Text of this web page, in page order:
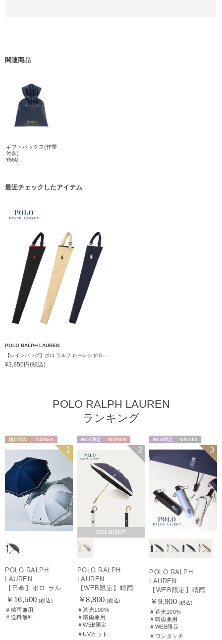
関連商品
ギフトボックス(作業
付き)
¥660
最近チェックしたアイテム
POLO RALPH LAUREN
¥3,850円(税込)
POLO RALPH LAUREN
ランキング
1
POLO RALPH
LAUREN
【日傘】ポロ ラルフ ローレン(POLO RALPH LAUREN)エンブフリル 長傘 【公式ムーンバット】 遮光 遮熱 UV 晴雨兼用
￥16,500 (税込)
＃晴雨兼用
＃送料無料
2
SOLDOUT
POLO RALPH
LAUREN
【WEB限定】晴雨兼用折りたたみ日傘 ポロ ラルフ ローレン（POLO RALPH LAUREN）ポロ ベア ポニー
￥8,800 (税込)
＃遮光100%
＃晴雨兼用
＃WEB限定
＃UVカット
3
POLO RALPH
LAUREN
￥9,900 (税込)
＃遮光100%
＃晴雨兼用
＃WEB限定
＃ワンタッチ